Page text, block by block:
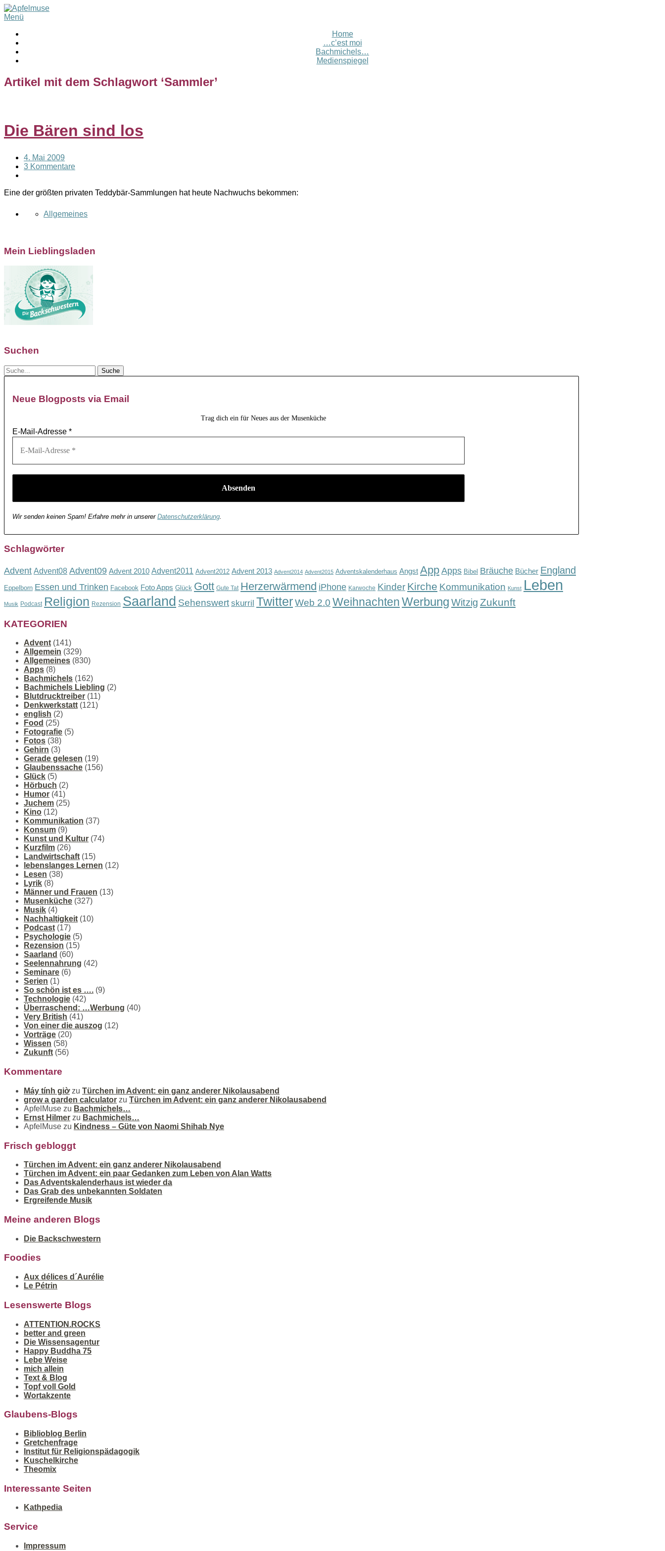
Menü
Home
…c’est moi
Bachmichels…
Medienspiegel
Artikel mit dem Schlagwort ‘Sammler’
Die Bären sind los
4. Mai 2009
3 Kommentare
Eine der größten privaten Teddybär-Sammlungen hat heute Nachwuchs bekommen:
Allgemeines
Mein Lieblingsladen
Suchen
Neue Blogposts via Email
Trag dich ein für Neues aus der Musenküche
E-Mail-Adresse *
Wir senden keinen Spam! Erfahre mehr in unserer Datenschutzerklärung
Schlagwörter
Advent Advent08 Advent09 Advent 2010 Advent2011 Advent2012 Advent 2013 Advent2014 Advent2015 Adventskalenderhaus Angst App Apps Bibel Bräuche Bücher England
Eppelborn Essen und Trinken Facebook Foto Apps Glück Gott Gute Tat Herzerwärmend iPhone Karwoche Kinder Kirche Kommunikation Kunst Leben
Musik Podcast Religion Rezension Saarland Sehenswert skurril TwitterWeb 2.0 WeihnachtenWerbung Witzig Zukunft
KATEGORIEN
Advent (141)
Allgemein (329)
Allgemeines (830)
Apps (8)
Bachmichels (162)
Bachmichels Liebling (2)
Blutdrucktreiber (11)
Denkwerkstatt (121)
english (2)
Food (25)
Fotografie (5)
Fotos (38)
Gehirn (3)
Gerade gelesen (19)
Glaubenssache (156)
Glück (5)
Hörbuch (2)
Humor (41)
Juchem (25)
Kino (12)
Kommunikation (37)
Konsum (9)
Kunst und Kultur (74)
Kurzfilm (26)
Landwirtschaft (15)
lebenslanges Lernen (12)
Lesen (38)
Lyrik (8)
Männer und Frauen (13)
Musenküche (327)
Musik (4)
Nachhaltigkeit (10)
Podcast (17)
Psychologie (5)
Rezension (15)
Saarland (60)
Seelennahrung (42)
Seminare (6)
Serien (1)
So schön ist es …. (9)
Technologie (42)
Überraschend: …Werbung (40)
Very British (41)
Von einer die auszog (12)
Vorträge (20)
Wissen (58)
Zukunft (56)
Kommentare
Máy tính giờzu Türchen im Advent: ein ganz anderer Nikolausabend
grow a garden calculator zu Türchen im Advent: ein ganz anderer Nikolausabend
ApfelMuse zu Bachmichels…
Ernst Hilmer zu Bachmichels…
ApfelMuse zu Kindness – Güte von Naomi Shihab Nye
Frisch gebloggt
Türchen im Advent: ein ganz anderer Nikolausabend
Türchen im Advent: ein paar Gedanken zum Leben von Alan Watts
Das Adventskalenderhaus ist wieder da
Das Grab des unbekannten Soldaten
Ergreifende Musik
Meine anderen Blogs
Die Backschwestern
Foodies
Aux délices d´Aurélie
Le Pétrin
Lesenswerte Blogs
ATTENTION.ROCKS
better and green
Die Wissensagentur
Happy Buddha 75
Lebe Weise
mich allein
Text & Blog
Topf voll Gold
Wortakzente
Glaubens-Blogs
Biblioblog Berlin
Gretchenfrage
Institut für Religionspädagogik
Kuschelkirche
Theomix
Interessante Seiten
Kathpedia
Service
Impressum